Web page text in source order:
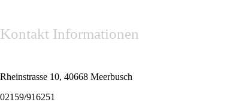
Kontakt Informationen
Rheinstrasse 10, 40668 Meerbusch
02159/916251